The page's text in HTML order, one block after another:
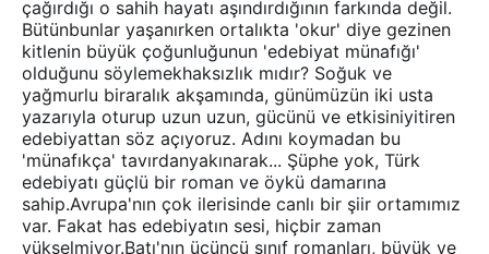
çağırdığı o sahih hayatı aşındırdığının farkında değil.
Bütünbunlar yaşanırken ortalıkta 'okur' diye gezinen
kitlenin büyük çoğunluğunun 'edebiyat münafığı'
olduğunu söylemekhaksızlık mıdır? Soğuk ve
yağmurlu biraralık akşamında, günümüzün iki usta
yazarıyla oturup uzun uzun, gücünü ve etkisiniyitiren
edebiyattan söz açıyoruz. Adını koymadan bu
'münafıkça' tavırdanyakınarak... Şüphe yok, Türk
edebiyatı güçlü bir roman ve öykü damarına
sahip.Avrupa'nın çok ilerisinde canlı bir şiir ortamımız
var. Fakat has edebiyatın sesi, hiçbir zaman
yükselmiyor.Batı'nın üçüncü sınıf romanları, büyük ve